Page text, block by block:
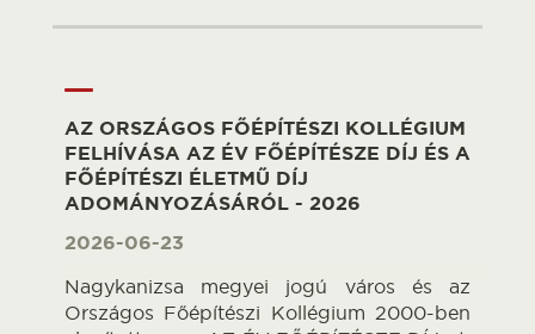
AZ ORSZÁGOS FŐÉPÍTÉSZI KOLLÉGIUM
FELHÍVÁSA AZ ÉV FŐÉPÍTÉSZE DÍJ ÉS A
FŐÉPÍTÉSZI ÉLETMŰ DÍJ
ADOMÁNYOZÁSÁRÓL - 2026
2026-06-23
Nagykanizsa megyei jogú város és az
Országos Főépítészi Kollégium 2000-ben